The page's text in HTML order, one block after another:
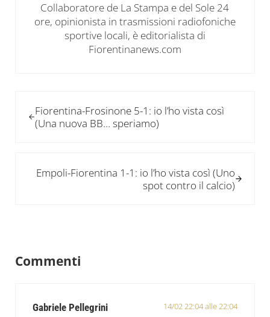
Collaboratore de La Stampa e del Sole 24
ore, opinionista in trasmissioni radiofoniche
sportive locali, è editorialista di
Fiorentinanews.com
Fiorentina-Frosinone 5-1: io l’ho vista così
(Una nuova BB… speriamo)
Empoli-Fiorentina 1-1: io l’ho vista così (Uno
spot contro il calcio)
Commenti
Gabriele Pellegrini 14/02 22:04 alle 22:04